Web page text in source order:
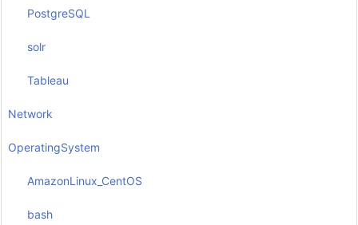
PostgreSQL
solr
Tableau
Network
OperatingSystem
AmazonLinux_CentOS
bash